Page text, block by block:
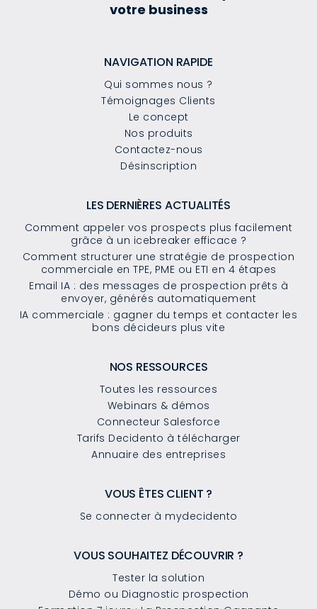
votre business
NAVIGATION RAPIDE
Qui sommes nous ?
Témoignages Clients
Le concept
Nos produits
Contactez-nous
Désinscription
LES DERNIÈRES ACTUALITÉS
Comment appeler vos prospects plus facilement
grâce à un icebreaker efficace ?
Comment structurer une stratégie de prospection
commerciale en TPE, PME ou ETI en 4 étapes
Email IA : des messages de prospection prêts à
envoyer, générés automatiquement
IA commerciale : gagner du temps et contacter les
bons décideurs plus vite
NOS RESSOURCES
Toutes les ressources
Webinars & démos
Connecteur Salesforce
Tarifs Decidento à télécharger
Annuaire des entreprises
VOUS ÊTES CLIENT ?
Se connecter à mydecidento
VOUS SOUHAITEZ DÉCOUVRIR ?
Tester la solution
Démo ou Diagnostic prospection